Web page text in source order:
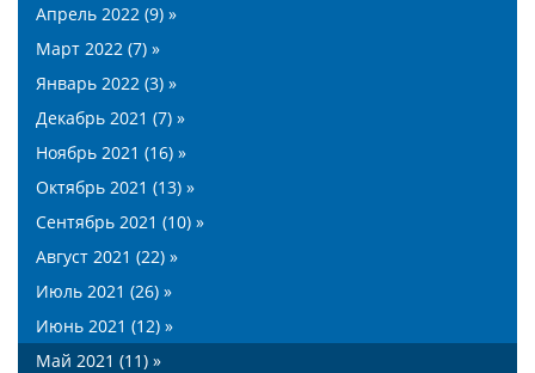
Апрель 2022 (9) »
Март 2022 (7) »
Январь 2022 (3) »
Декабрь 2021 (7) »
Ноябрь 2021 (16) »
Октябрь 2021 (13) »
Сентябрь 2021 (10) »
Август 2021 (22) »
Июль 2021 (26) »
Июнь 2021 (12) »
Май 2021 (11) »